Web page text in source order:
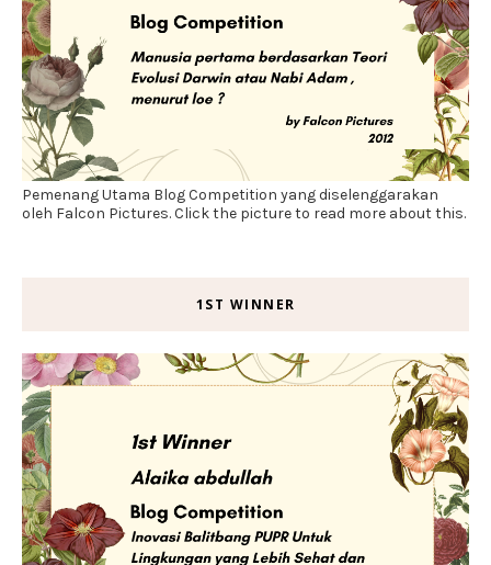
Pemenang Utama Blog Competition yang diselenggarakan
oleh Falcon Pictures. Click the picture to read more about this.
1ST WINNER